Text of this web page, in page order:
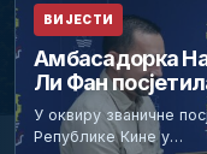
ВИЈЕСТИ
Амбасадорка
Ли Фан
У оквиру званичне
Републике Кине у…